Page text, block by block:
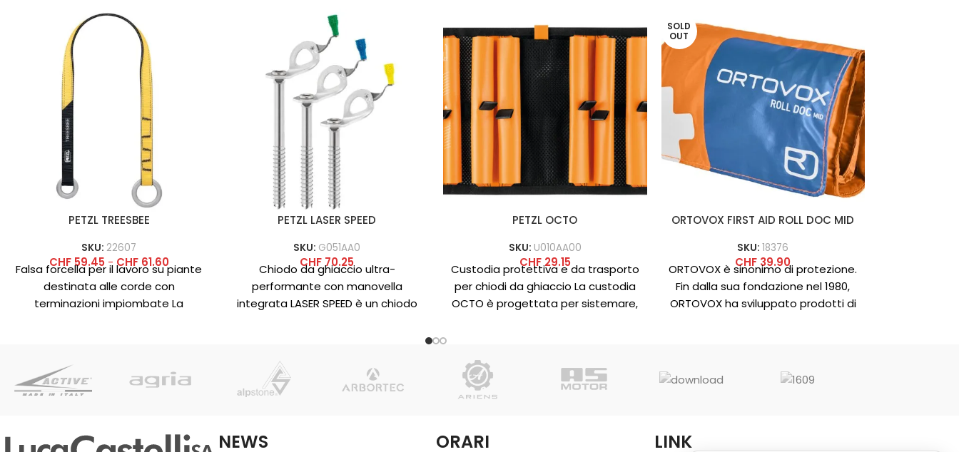
PETZL TREESBEE
SKU: 22607
CHF59.45 - CHF61.60
Falsa forcella per il lavoro su piante
destinata alle corde con
terminazioni impiombate La
PETZL LASER SPEED
SKU: G051AA0
CHF70.25
Chiodo da ghiaccio ultra-
performante con manovella
integrata LASER SPEED è un chiodo
PETZL OCTO
SKU: U010AA00
CHF29.15
Custodia protettiva e da trasporto
per chiodi da ghiaccio La custodia
OCTO è progettata per sistemare,
SOLD
OUT
ORTOVOX FIRST AID ROLL DOC MID
SKU:18376
CHF 39.90
ORTOVOX è sinonimo di protezione.
Fin dalla sua fondazione nel 1980,
ORTOVOX ha sviluppato prodotti di
NEWS ORARI LINK